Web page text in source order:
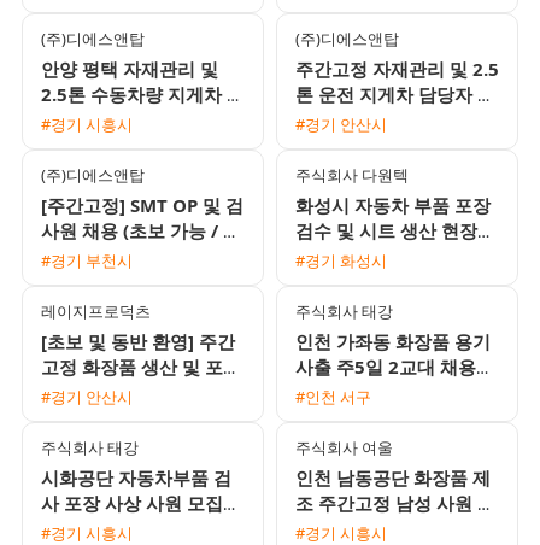
(주)디에스앤탑
안양 평택 자재관리 및
2.5톤 수동차량 지게차 운
전 주간고정 채용
#경기 시흥시
(주)디에스앤탑
주간고정 자재관리 및 2.5
톤 운전 지게차 담당자 모
집
#경기 안산시
(주)디에스앤탑
[주간고정] SMT OP 및 검
사원 채용 (초보 가능 / 동
반 지원 환영 / 식사 지원)
#경기 부천시
주식회사 다원텍
화성시 자동차 부품 포장
검수 및 시트 생산 현장
사원 채용
#경기 화성시
레이지프로덕츠
[초보 및 동반 환영] 주간
고정 화장품 생산 및 포장
모집 (월 320~330만원
#경기 안산시
주식회사 태강
인천 가좌동 화장품 용기
사출 주5일 2교대 채용
(에어컨 완비 / 정직원 전
#인천 서구
주식회사 태강
시화공단 자동차부품 검
사 포장 사상 사원 모집
주간 단기 가능 통근버스
#경기 시흥시
주식회사 여울
인천 남동공단 화장품 제
조 주간고정 남성 사원 모
집 시급 15000원 일당 익
#경기 시흥시